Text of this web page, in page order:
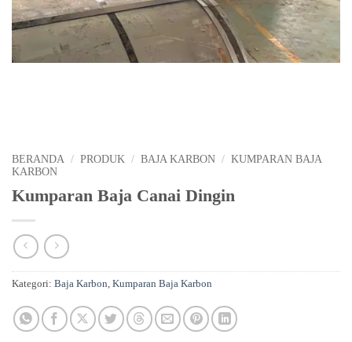
BERANDA / PRODUK / BAJA KARBON / KUMPARAN BAJA
KARBON
Kumparan Baja Canai Dingin
Kategori: Baja Karbon, Kumparan Baja Karbon